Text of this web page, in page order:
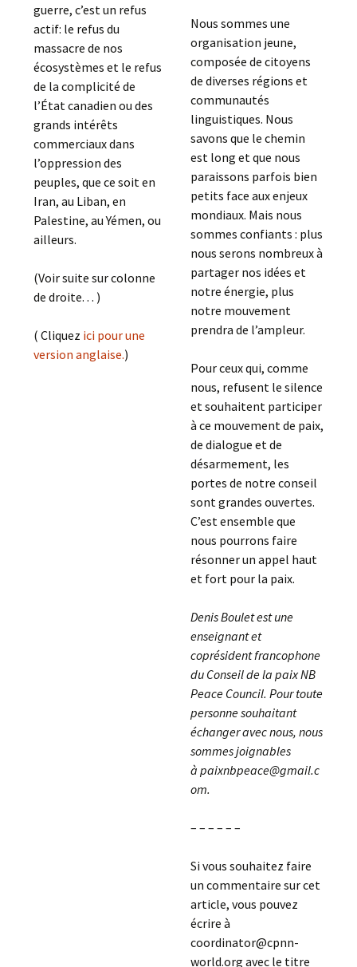
guerre, c’est un refus
actif: le refus du
massacre de nos
écosystèmes et le refus
de la complicité de
l’État canadien ou des
grands intérêts
commerciaux dans
l’oppression des
peuples, que ce soit en
Iran, au Liban, en
Palestine, au Yémen, ou
ailleurs.
(Voir suite sur colonne
de droite. . . )
( Cliquez ici pour une
version anglaise.)
Nous sommes une
organisation jeune,
composée de citoyens
de diverses régions et
communautés
linguistiques. Nous
savons que le chemin
est long et que nous
paraissons parfois bien
petits face aux enjeux
mondiaux. Mais nous
sommes confiants : plus
nous serons nombreux à
partager nos idées et
notre énergie, plus
notre mouvement
prendra de l’ampleur.
Pour ceux qui, comme
nous, refusent le silence
et souhaitent participer
à ce mouvement de paix,
de dialogue et de
désarmement, les
portes de notre conseil
sont grandes ouvertes.
C’est ensemble que
nous pourrons faire
résonner un appel haut
et fort pour la paix.
Denis Boulet est une
enseignant et
coprésident francophone
du Conseil de la paix NB
Peace Council. Pour toute
personne souhaitant
échanger avec nous, nous
sommes joignables
à paixnbpeace@gmail.c
om.
– – – – – –
Si vous souhaitez faire
un commentaire sur cet
article, vous pouvez
écrire à
coordinator@cpnn-
world.org avec le titre